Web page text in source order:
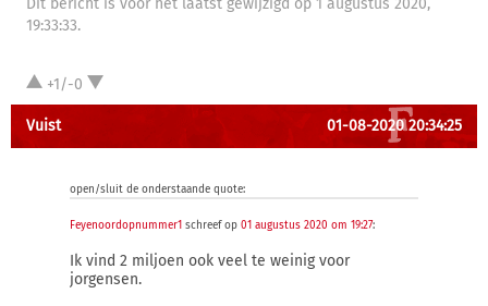
Dit bericht is voor het laatst gewijzigd op 1 augustus 2020,
19:33:33.
+1/-0
Vuist 01-08-2020 20:34:25
open/sluit de onderstaande quote:
Feyenoordopnummer1 schreef op 01 augustus 2020 om 19:27:
Ik vind 2 miljoen ook veel te weinig voor
jorgensen.